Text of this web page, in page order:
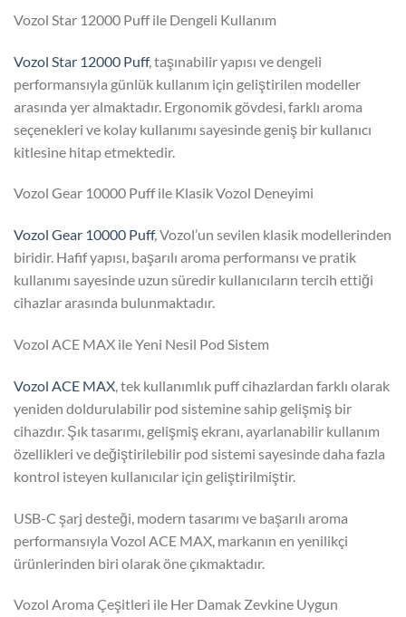
Vozol Star 12000 Puff ile Dengeli Kullanım
Vozol Star 12000 Puff, taşınabilir yapısı ve dengeli
performansıyla günlük kullanım için geliştirilen modeller
arasında yer almaktadır. Ergonomik gövdesi, farklı aroma
seçenekleri ve kolay kullanımı sayesinde geniş bir kullanıcı
kitlesine hitap etmektedir.
Vozol Gear 10000 Puff ile Klasik Vozol Deneyimi
Vozol Gear 10000 Puff, Vozol’un sevilen klasik modellerinden
biridir. Hafif yapısı, başarılı aroma performansı ve pratik
kullanımı sayesinde uzun süredir kullanıcıların tercih ettiği
cihazlar arasında bulunmaktadır.
Vozol ACE MAX ile Yeni Nesil Pod Sistem
Vozol ACE MAX, tek kullanımlık puff cihazlardan farklı olarak
yeniden doldurulabilir pod sistemine sahip gelişmiş bir
cihazdır. Şık tasarımı, gelişmiş ekranı, ayarlanabilir kullanım
özellikleri ve değiştirilebilir pod sistemi sayesinde daha fazla
kontrol isteyen kullanıcılar için geliştirilmiştir.
USB-C şarj desteği, modern tasarımı ve başarılı aroma
performansıyla Vozol ACE MAX, markanın en yenilikçi
ürünlerinden biri olarak öne çıkmaktadır.
Vozol Aroma Çeşitleri ile Her Damak Zevkine Uygun